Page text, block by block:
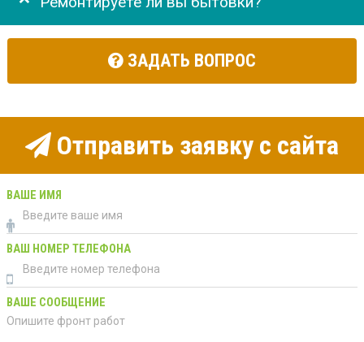
ЗАДАТЬ ВОПРОС
Отправить заявку с сайта
ВАШЕ ИМЯ
ВАШ НОМЕР ТЕЛЕФОНА
ВАШЕ СООБЩЕНИЕ